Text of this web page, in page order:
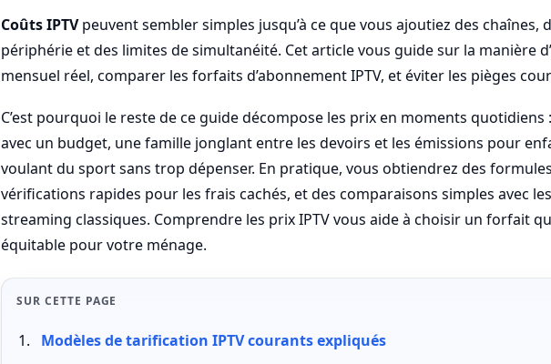
Coûts IPTVpeuvent sembler simples jusqu’à ce que vous ajoutiez des chaînes,
périphérie et des limites de simultanéité. Cet article vous guide sur la manière
mensuel réel, comparer les forfaits d’abonnement IPTV, et éviter les pièges
C’est pourquoi le reste de ce guide décompose les prix en moments quotidiens
avec un budget, une famille jonglant entre les devoirs et les émissions pour
voulant du sport sans trop dépenser. En pratique, vous obtiendrez des
vérifications rapides pour les frais cachés, et des comparaisons simples avec
streaming classiques. Comprendre les prix IPTV vous aide à choisir un forfait
équitable pour votre ménage.
SUR CETTE PAGE
Modèles de tarification IPTV courants expliqués